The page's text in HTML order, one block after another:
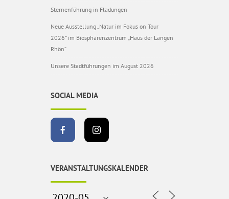
Sternenführung in Fladungen
Neue Ausstellung „Natur im Fokus on Tour
2026“ im Biosphärenzentrum „Haus der Langen
Rhön“
Unsere Stadtführungen im August 2026
SOCIAL MEDIA
VERANSTALTUNGSKALENDER